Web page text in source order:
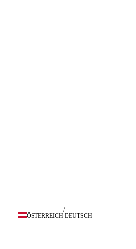
ÖSTERREICH
/
DEUTSCH